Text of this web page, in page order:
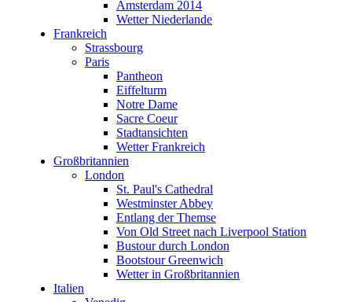
St. Paul's Cathedral
Westminster Abbey
Entlang der Themse
Von Old Street nach Liverpool Station
Bustour durch London
Bootstour Greenwich
Wetter in Großbritannien
Venedig (1985)
Wetter in Italien
Belgien
Brüssel (2014)
Wetter in Belgien
Russland
Leningrad / St. Petersburg
Schloss Peterhof
Peter und Paul Festung
Moskau
Amsterdam 2014
Wetter Niederlande
Frankreich
Strassbourg
Paris
Pantheon
Eiffelturm
Notre Dame
Sacre Coeur
Stadtansichten
Wetter Frankreich
Großbritannien
London
St. Paul's Cathedral
Westminster Abbey
Entlang der Themse
Von Old Street nach Liverpool Station
Bustour durch London
Bootstour Greenwich
Wetter in Großbritannien
Italien